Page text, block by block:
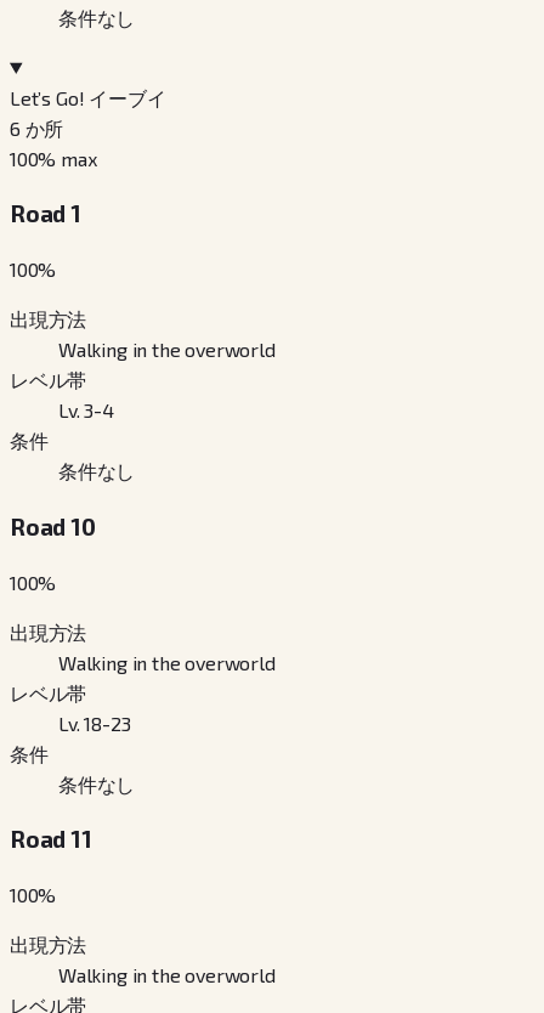
条件なし
Let’s Go! イーブイ
6 か所
100% max
Road 1
100%
出現方法
Walking in the overworld
レベル帯
Lv. 3-4
条件
条件なし
Road 10
100%
出現方法
Walking in the overworld
レベル帯
Lv. 18-23
条件
条件なし
Road 11
100%
出現方法
Walking in the overworld
レベル帯